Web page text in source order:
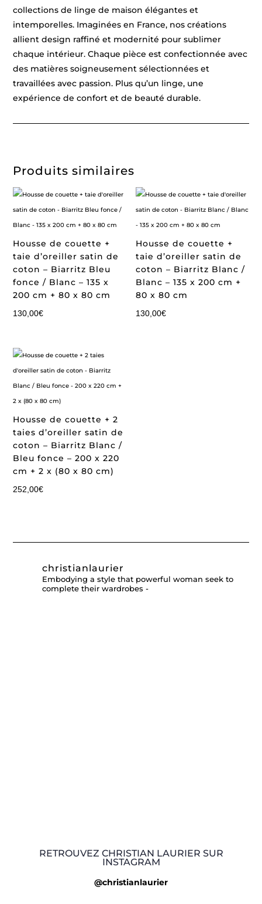
collections de linge de maison élégantes et
intemporelles. Imaginées en France, nos créations
allient design raffiné et modernité pour sublimer
chaque intérieur. Chaque pièce est confectionnée avec
des matières soigneusement sélectionnées et
travaillées avec passion. Plus qu’un linge, une
expérience de confort et de beauté durable.
Produits similaires
Housse de couette +
taie d’oreiller satin de
coton – Biarritz Bleu
fonce / Blanc – 135 x
200 cm + 80 x 80 cm
130,00€
Housse de couette +
taie d’oreiller satin de
coton – Biarritz Blanc /
Blanc – 135 x 200 cm +
80 x 80 cm
130,00€
Housse de couette + 2
taies d’oreiller satin de
coton – Biarritz Blanc /
Bleu fonce – 200 x 220
cm + 2 x (80 x 80 cm)
252,00€
christianlaurier
Embodying a style that powerful woman seek to
complete their wardrobes -
RETROUVEZ CHRISTIAN LAURIER SUR
INSTAGRAM
@christianlaurier